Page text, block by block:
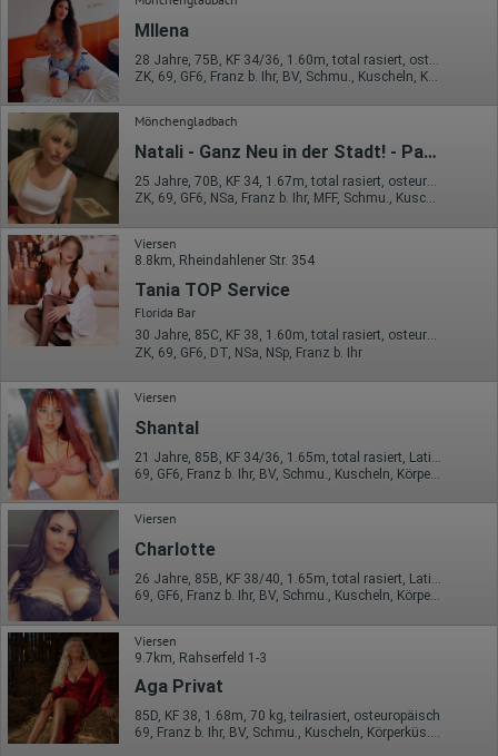
Herkunft (Land und Stadt)
Sprache
Betriebssystem
Gerät (PC, Tablet-PC oder Smartphone)
Browser und alle verwendeten Add-ons
Auflösung des Computers
Besucherquelle (Facebook, Suchmaschine oder
verweisende Webseite)
Welche Dateien wurden heruntergeladen?
Welche Videos angeschaut?
Wurden Werbebanner angeklickt?
Wohin ging der Besucher? Klickte er auf weitere Seiten des
Portals oder hat er sie komplett verlassen?
Wie lange blieb der Besucher?
Ort der Verarbeitung:
Europäische Union & USA
Hotjar
Wir nutzen Hotjar als Webanalysedient. Es wird verwendet, um
Daten über das Benutzerverhalten zu sammeln. Hotjar kann
auch im Rahmen von Umfragen und Feedbackfunktionen, die
auf unserer Website eingebunden sind, von Ihnen bereitgestellte
Informationen verarbeiten.
Herausgeber:
Hotjar Limited, Malta
Erhobene Daten:
Datum und Uhrzeit des Besuchs
Gerätetyp
Geografischer Standort
IP-Adresse
Mausbewegungen
Besuchte Seiten
Referrer URL
Bildschirmauflösung
Eindeutige Gerätekennung
Sprachinformationen
MIlena
ZK, 69, GF6, Franz b. Ihr, BV, Schmu., Kuscheln, Körperküs.
Mönchengladbach
Natali - Ganz Neu in der Stadt! - Party 24/7
25 Jahre, 70B, KF 34, 1.67m, total rasiert, osteuropäisch
ZK, 69, GF6, NSa, Franz b. Ihr, MFF, Schmu., Kuscheln
Viersen
8.8km, Rheindahlener Str. 354
Tania TOP Service
Florida Bar
30 Jahre, 85C, KF 38, 1.60m, total rasiert, osteuropäisch
ZK, 69, GF6, DT, NSa, NSp, Franz b. Ihr
Viersen
Shantal
69, GF6, Franz b. Ihr, BV, Schmu., Kuscheln, Körperküs., DSa
Viersen
Charlotte
26 Jahre, 85B, KF 38/40, 1.65m, total rasiert, Latina
69, GF6, Franz b. Ihr, BV, Schmu., Kuscheln, Körperküs., DSa
Viersen
9.7km, Rahserfeld 1-3
Aga Privat
85D, KF 38, 1.68m, 70 kg, teilrasiert, osteuropäisch
69, Franz b. Ihr, BV, Schmu., Kuscheln, Körperküs., EL, Mast.